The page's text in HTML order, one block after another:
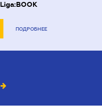
Liga:BOOK
ПОДРОБНЕЕ